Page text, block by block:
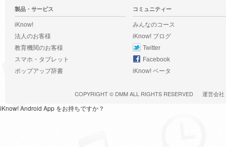
製品・サービス
iKnow!
法人のお客様
教育機関のお客様
スマホ・タブレット
ポップアップ辞書
コミュニティー
みんなのコース
iKnow! ブログ
Twitter
Facebook
iKnow! ベータ
COPYRIGHT © DMMALL RIGHTS RESERVED 運営会社
iKnow! Android App をお持ちですか？